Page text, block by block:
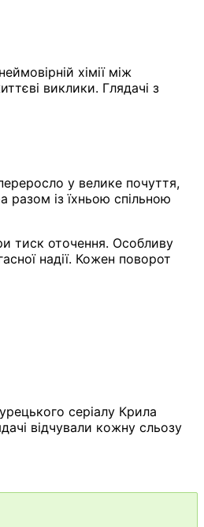
хімії між
виклики. Глядачі з
у велике почуття,
разом із їхньою спільною
тиск оточення. Особливу
надії. Кожен поворот
серіалу Крила
відчували кожну сльозу